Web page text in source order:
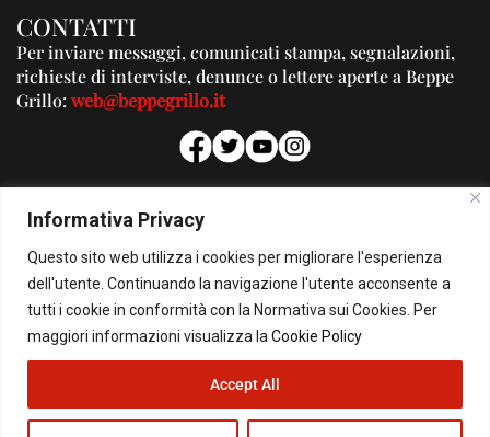
Informativa Privacy
Questo sito web utilizza i cookies per migliorare l'esperienza
dell'utente. Continuando la navigazione l'utente acconsente a
tutti i cookie in conformità con la Normativa sui Cookies. Per
maggiori informazioni visualizza la Cookie Policy
Accept All
CONTATTI
Per inviare messaggi, comunicati stampa, segnalazioni,
richieste di interviste, denunce o lettere aperte a Beppe
Grillo:web@beppegrillo.it
PUBBLICITA'
Per la tua pubblicità su questo Blog:
pubblicita@beppegrillo.it
© Copyright 2026 - Il Blog di Beppe Grillo. All Rights Reserved - Powered by
happygrafic.com